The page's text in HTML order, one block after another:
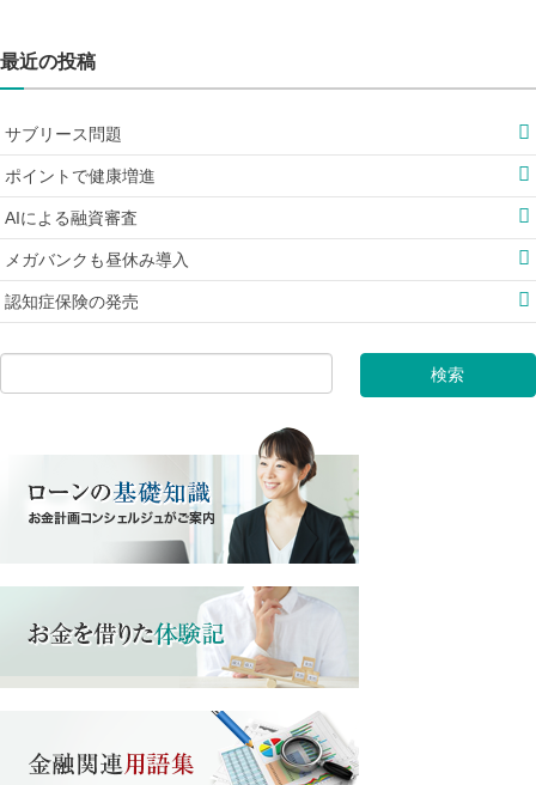
最近の投稿
サブリース問題
ポイントで健康増進
AIによる融資審査
メガバンクも昼休み導入
認知症保険の発売